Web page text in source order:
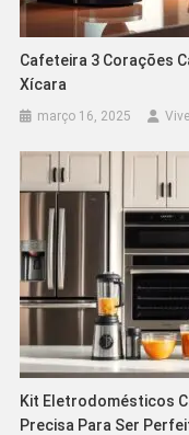
Cafeteira 3 Corações
Xícara
março 16, 2025
Kit Eletrodomésticos
Precisa Para Ser